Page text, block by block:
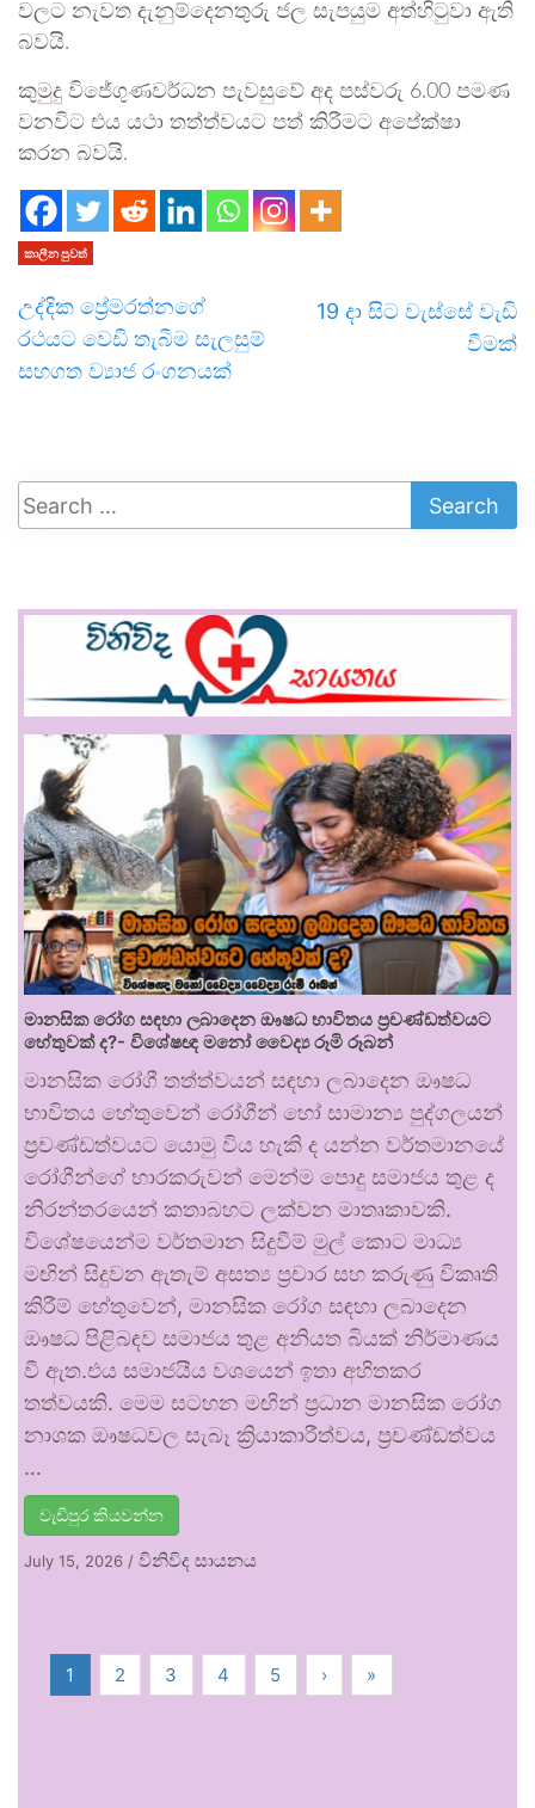
වලට නැවත දැනුම්දෙනතුරු ජල සැපයුම අත්හිටුවා ඇති
බවයි.
කුමුදු විජේගුණවර්ධන පැවසුවේ අද පස්වරු 6.00 පමණ
වනවිට එය යථා තත්ත්වයට පත් කිරීමට අපේක්ෂා
කරන බවයි.
කාලීන පුවත්
උද්දික ප්‍රේමරත්නගේ
රථයට වෙඩි තැබීම සැලසුම්
සහගත ව්‍යාජ රංගනයක්
19 දා සිට වැස්සේ වැඩි
වීමක්
මානසික රෝග සඳහා ලබාදෙන ඖෂධ භාවිතය ප්‍රචණ්ඩත්වයට
හේතුවක් ද?- විශේෂඥ මනෝ වෛද්‍ය රූමි රූබන්
මානසික රෝගී තත්ත්වයන් සඳහා ලබාදෙන ඖෂධ
භාවිතය හේතුවෙන් රෝගීන් හෝ සාමාන්‍ය පුද්ගලයන්
ප්‍රචණ්ඩත්වයට යොමු විය හැකි ද යන්න වර්තමානයේ
රෝගීන්ගේ භාරකරුවන් මෙන්ම පොදු සමාජය තුළ ද
නිරන්තරයෙන් කතාබහට ලක්වන මාතෘකාවකි.
විශේෂයෙන්ම වර්තමාන සිදුවීම් මුල් කොට මාධ්‍ය
මඟින් සිදුවන ඇතැම් අසත්‍ය ප්‍රචාර සහ කරුණු විකෘති
කිරීම් හේතුවෙන්, මානසික රෝග සඳහා ලබාදෙන
ඖෂධ පිළිබඳව සමාජය තුළ අනියත බියක් නිර්මාණය
වී ඇත.එය සමාජයීය වශයෙන් ඉතා අහිතකර
තත්වයකි. මෙම සටහන මඟින් ප්‍රධාන මානසික රෝග
නාශක ඖෂධවල සැබෑ ක්‍රියාකාරීත්වය, ප්‍රචණ්ඩත්වය
…
වැඩිපුර කියවන්න
July 15, 2026 / විනිවිද සායනය
1 2 3 4 5 › »